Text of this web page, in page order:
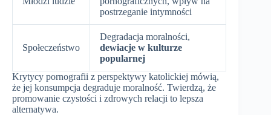
postrzeganie intymności
Społeczeństwo
Degradacja moralności,
dewiacje w kulturze
popularnej
Krytycy pornografii z perspektywy katolickiej mówią,
że jej konsumpcja degraduje moralność. Twierdzą, że
promowanie czystości i zdrowych relacji to lepsza
alternatywa.